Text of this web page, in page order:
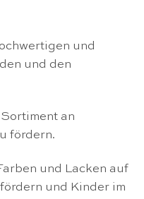
und
und den
an
fördern.
und Lacken auf
und Kinder im